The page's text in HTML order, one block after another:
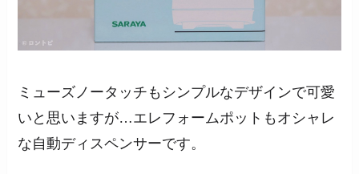
ミューズノータッチもシンプルなデザインで可愛
いと思いますが…エレフォームポットもオシャレ
な自動ディスペンサーです。